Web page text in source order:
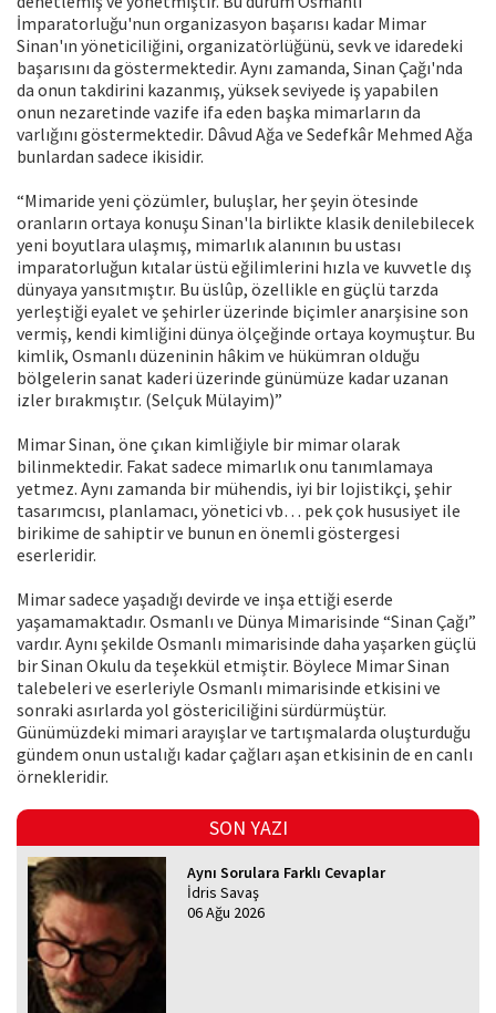
İmparatorluğu'nun organizasyon başarısı kadar Mimar
Sinan'ın yöneticiliğini, organizatörlüğünü, sevk ve idaredeki
başarısını da göstermektedir. Aynı zamanda, Sinan Çağı'nda
da onun takdirini kazanmış, yüksek seviyede iş yapabilen
onun nezaretinde vazife ifa eden başka mimarların da
varlığını göstermektedir. Dâvud Ağa ve Sedefkâr Mehmed Ağa
bunlardan sadece ikisidir.
“Mimaride yeni çözümler, buluşlar, her şeyin ötesinde
oranların ortaya konuşu Sinan'la birlikte klasik denilebilecek
yeni boyutlara ulaşmış, mimarlık alanının bu ustası
imparatorluğun kıtalar üstü eğilimlerini hızla ve kuvvetle dış
dünyaya yansıtmıştır. Bu üslûp, özellikle en güçlü tarzda
yerleştiği eyalet ve şehirler üzerinde biçimler anarşisine son
vermiş, kendi kimliğini dünya ölçeğinde ortaya koymuştur. Bu
kimlik, Osmanlı düzeninin hâkim ve hükümran olduğu
bölgelerin sanat kaderi üzerinde günümüze kadar uzanan
izler bırakmıştır. (Selçuk Mülayim)”
Mimar Sinan, öne çıkan kimliğiyle bir mimar olarak
bilinmektedir. Fakat sadece mimarlık onu tanımlamaya
yetmez. Aynı zamanda bir mühendis, iyi bir lojistikçi, şehir
tasarımcısı, planlamacı, yönetici vb… pek çok hususiyet ile
birikime de sahiptir ve bunun en önemli göstergesi
eserleridir.
Mimar sadece yaşadığı devirde ve inşa ettiği eserde
yaşamamaktadır. Osmanlı ve Dünya Mimarisinde “Sinan Çağı”
vardır. Aynı şekilde Osmanlı mimarisinde daha yaşarken güçlü
bir Sinan Okulu da teşekkül etmiştir. Böylece Mimar Sinan
talebeleri ve eserleriyle Osmanlı mimarisinde etkisini ve
sonraki asırlarda yol göstericiliğini sürdürmüştür.
Günümüzdeki mimari arayışlar ve tartışmalarda oluşturduğu
gündem onun ustalığı kadar çağları aşan etkisinin de en canlı
örnekleridir.
SON YAZI
Aynı Sorulara Farklı Cevaplar
İdris Savaş
06 Ağu 2026